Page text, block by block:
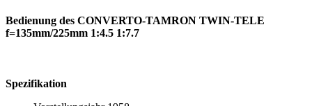
Bedienung des CONVERTO-TAMRON TWIN-TELE
f=135mm/225mm 1:4.5 1:7.7
Spezifikation